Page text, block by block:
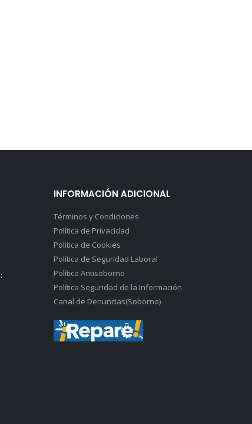
INFORMACIÓN ADICIONAL
Términos y Condiciones
Política de Privacidad
Política de Cookies
Política de Seguridad Laboral
Política Antisoborno
Política Seguridad de la Información
Canal de Denuncias(Soborno)